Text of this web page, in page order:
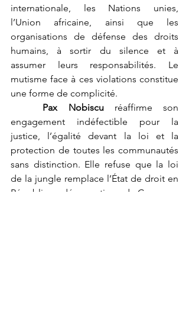
internationale, les Nations unies,
l’Union africaine, ainsi que les
organisations de défense des droits
humains, à sortir du silence et à
assumer leurs responsabilités. Le
mutisme face à ces violations constitue
une forme de complicité.
Pax Nobiscu réaffirme son
engagement indéfectible pour la
justice, l’égalité devant la loi et la
protection de toutes les communautés
sans distinction. Elle refuse que la loi
de la jungle remplace l’État de droit en
République démocratique du Congo.